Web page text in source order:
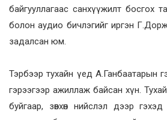
байгууллагаас санхүүжилт босгох
болон аудио бичлэгийг иргэн
задалсан юм.
Тэрбээр тухайн үед А.Ганбаатарын
гэрээгээр ажиллаж байсан хүн.
буйгаар, зөвхөн нийслэл дээр